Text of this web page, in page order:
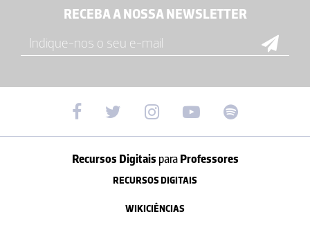
RECEBA A NOSSA NEWSLETTER
Recursos Digitais paraProfessores
RECURSOS DIGITAIS
WIKICIÊNCIAS